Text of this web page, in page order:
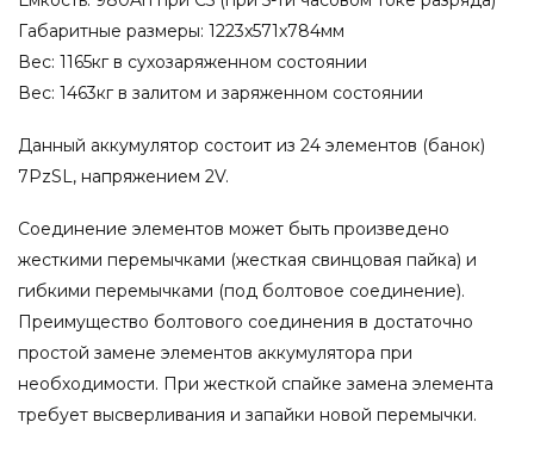
Габаритные размеры: 1223x571x784мм
Вес: 1165кг в сухозаряженном состоянии
Вес: 1463кг в залитом и заряженном состоянии
Данный аккумулятор состоит из 24 элементов (банок)
7PzSL, напряжением 2V.
Соединение элементов может быть произведено
жесткими перемычками (жесткая свинцовая пайка) и
гибкими перемычками (под болтовое соединение).
Преимущество болтового соединения в достаточно
простой замене элементов аккумулятора при
необходимости. При жесткой спайке замена элемента
требует высверливания и запайки новой перемычки.